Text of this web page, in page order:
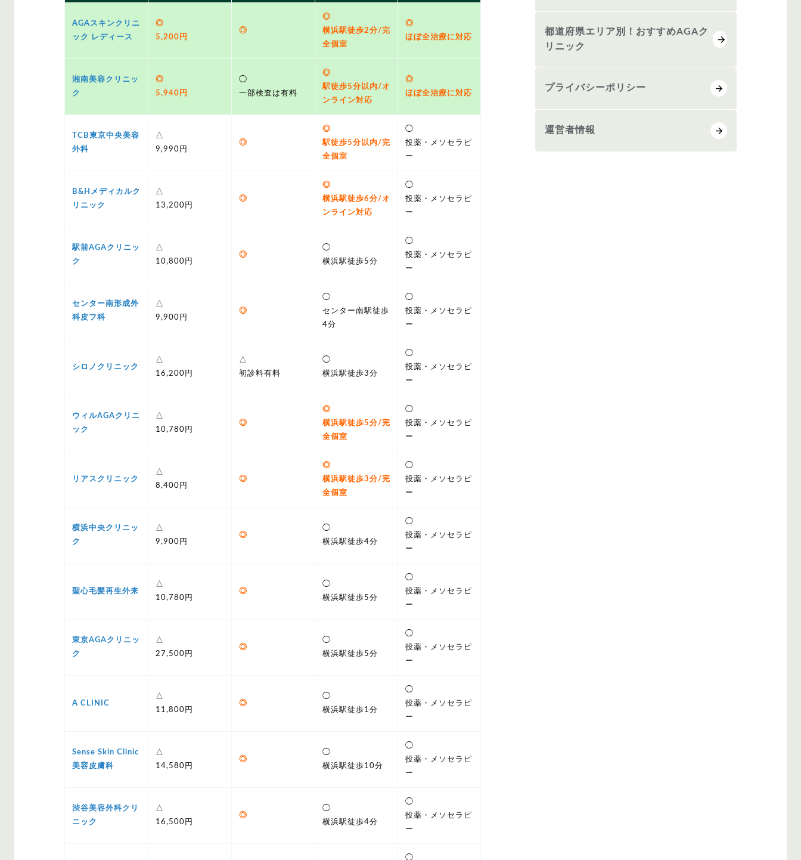
AGAスキンクリニ
ック レディース
◎
5,200円
◎
◎
横浜駅徒歩2分/完
全個室
◎
ほぼ全治療に対応
湘南美容クリニッ
ク
◎
5,940円
◯
一部検査は有料
◎
駅徒歩5分以内/オ
ンライン対応
◎
ほぼ全治療に対応
TCB東京中央美容
外科
△
9,990円
◎
◎
駅徒歩5分以内/完
全個室
◯
投薬・メソセラピ
ー
B&Hメディカルク
リニック
△
13,200円
◎
◎
横浜駅徒歩6分/オ
ンライン対応
◯
投薬・メソセラピ
ー
駅前AGAクリニッ
ク
△
10,800円
◎
◯
横浜駅徒歩5分
◯
投薬・メソセラピ
ー
センター南形成外
科皮フ科
△
9,900円
◎
◯
センター南駅徒歩
4分
◯
投薬・メソセラピ
ー
シロノクリニック
△
16,200円
△
初診料有料
◯
横浜駅徒歩3分
◯
投薬・メソセラピ
ー
ウィルAGAクリニ
ック
△
10,780円
◎
◎
横浜駅徒歩5分/完
全個室
◯
投薬・メソセラピ
ー
リアスクリニック
△
8,400円
◎
◎
横浜駅徒歩3分/完
全個室
◯
投薬・メソセラピ
ー
横浜中央クリニッ
ク
△
9,900円
◎
◯
横浜駅徒歩4分
◯
投薬・メソセラピ
ー
聖心毛髪再生外来
△
10,780円
◎
◯
横浜駅徒歩5分
◯
投薬・メソセラピ
ー
東京AGAクリニッ
ク
△
27,500円
◎
◯
横浜駅徒歩5分
◯
投薬・メソセラピ
ー
A CLINIC
△
11,800円
◎
◯
横浜駅徒歩1分
◯
投薬・メソセラピ
ー
Sense Skin Clinic
美容皮膚科
△
14,580円
◎
◯
横浜駅徒歩10分
◯
投薬・メソセラピ
ー
渋谷美容外科クリ
ニック
△
16,500円
◎
◯
横浜駅徒歩4分
◯
投薬・メソセラピ
ー
◯
都道府県エリア別！おすすめAGAク
リニック
プライバシーポリシー
運営者情報